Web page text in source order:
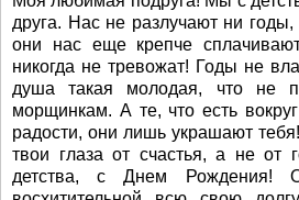
друга. Нас не разлучают ни годы,
они нас еще крепче
никогда не тревожат! Годы не
душа такая молодая, что не
морщинкам. А те, что есть
радости, они лишь украшают
твои глаза от счастья, а не от
детства, с Днем Рождения!